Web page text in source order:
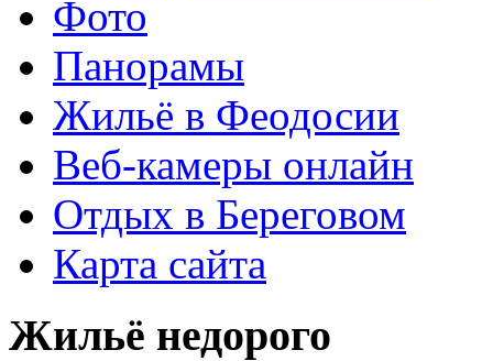
Фото
Панорамы
Жильё в Феодосии
Веб-камеры онлайн
Отдых в Береговом
Карта сайта
Жильё недорого